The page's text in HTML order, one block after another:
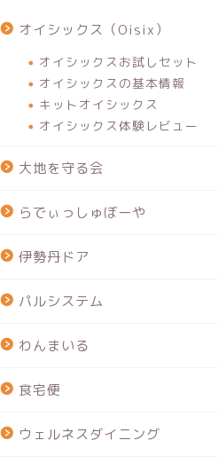
オイシックス（Oisix）
オイシックスお試しセット
オイシックスの基本情報
キットオイシックス
オイシックス体験レビュー
大地を守る会
らでぃっしゅぼーや
伊勢丹ドア
パルシステム
わんまいる
食宅便
ウェルネスダイニング